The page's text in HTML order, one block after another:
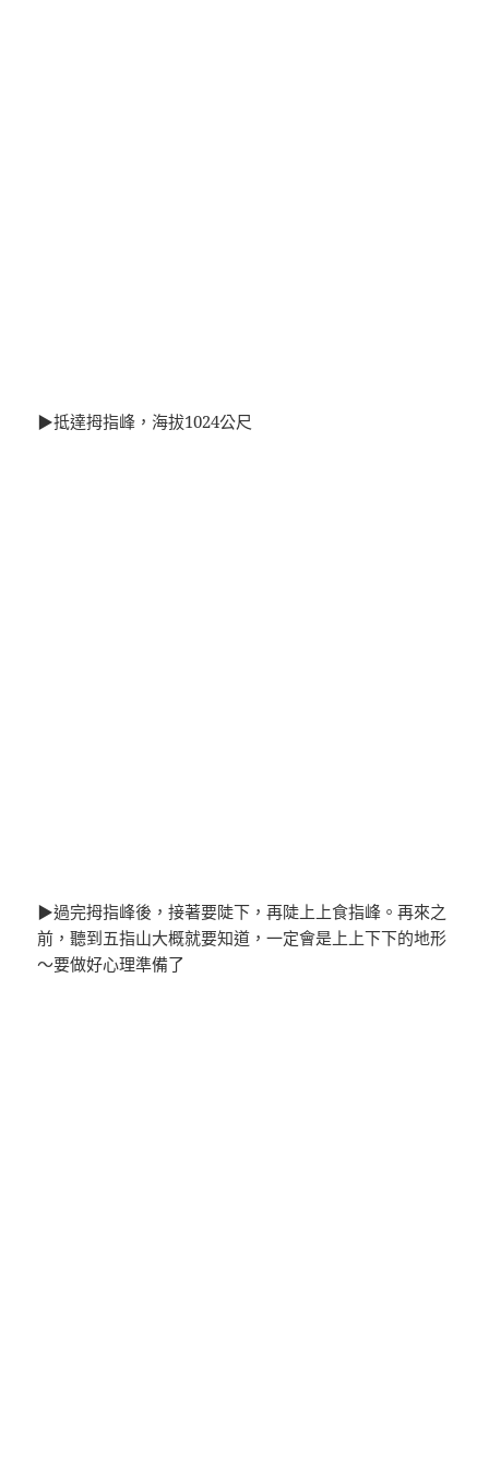
▶抵達拇指峰，海拔1024公尺
▶過完拇指峰後，接著要陡下，再陡上上食指峰。再來之
前，聽到五指山大概就要知道，一定會是上上下下的地形
～要做好心理準備了